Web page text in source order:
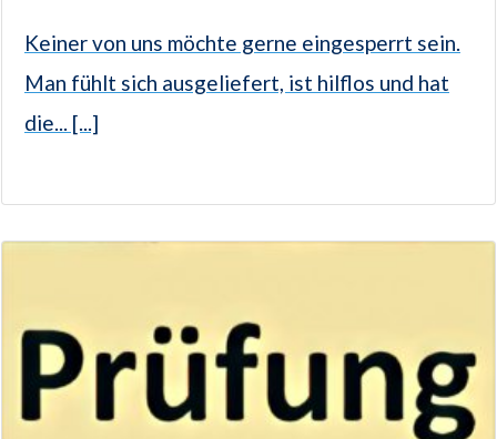
Keiner von uns möchte gerne eingesperrt sein.
Man fühlt sich ausgeliefert, ist hilflos und hat
die... [...]